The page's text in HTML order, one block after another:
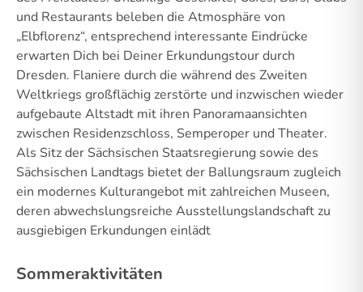
und Restaurants beleben die Atmosphäre von
„Elbflorenz“, entsprechend interessante Eindrücke
erwarten Dich bei Deiner Erkundungstour durch
Dresden. Flaniere durch die während des Zweiten
Weltkriegs großflächig zerstörte und inzwischen wieder
aufgebaute Altstadt mit ihren Panoramaansichten
zwischen Residenzschloss, Semperoper und Theater.
Als Sitz der Sächsischen Staatsregierung sowie des
Sächsischen Landtags bietet der Ballungsraum zugleich
ein modernes Kulturangebot mit zahlreichen Museen,
deren abwechslungsreiche Ausstellungslandschaft zu
ausgiebigen Erkundungen einlädt
Sommeraktivitäten